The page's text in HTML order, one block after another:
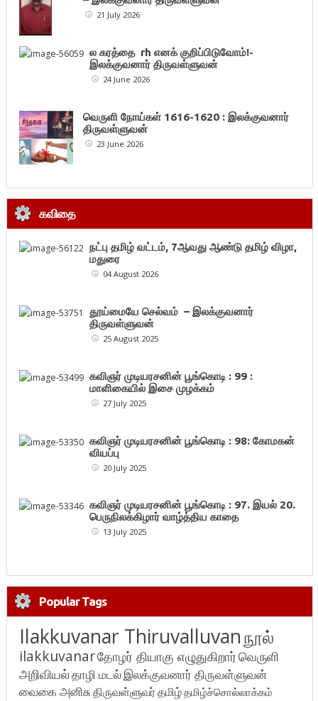
21 July 2026
ல கரத்தை rh எனக் குறிப்பிடுவோம்!-
இலக்குவனார் திருவள்ளுவன்
24 June 2026
வெருளி நோய்கள் 1616-1620 : இலக்குவனார்
திருவள்ளுவன்
23 June 2026
கவிதை
நட்பு தமிழ் வட்டம், 7ஆவது ஆண்டு தமிழ் விழா,
மதுரை
04 August 2026
தூய்மையே செல்வம் – இலக்குவனார்
திருவள்ளுவன்
25 August 2025
கவிஞர் முடியரசனின் பூங்கொடி : 99 :
மாளிகையில் இசை முழக்கம்
27 July 2025
கவிஞர் முடியரசனின் பூங்கொடி : 98: கோமகன்
வியப்பு
20 July 2025
கவிஞர் முடியரசனின் பூங்கொடி : 97. இயல் 20.
பெருநிலக்கிழார் வாழ்த்திய காதை
13 July 2025
Popular Tags
Ilakkuvanar Thiruvalluvanநூல்
ilakkuvanarதோழர் தியாகு எழுதுகிறார்வெருளி
அறிவியல்தாழி மடல்இலக்குவனார் திருவள்ளுவன்
வைகை அனிசுதிருவள்ளுவர்தமிழ்தமிழ்ச்சொல்லாக்கம்